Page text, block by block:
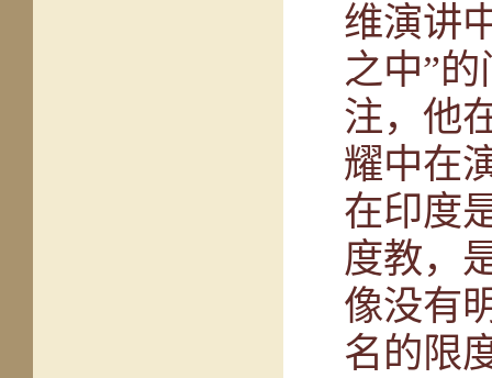
维演讲
之中”
注，他
耀中在
在印度
度教，
像没有
名的限